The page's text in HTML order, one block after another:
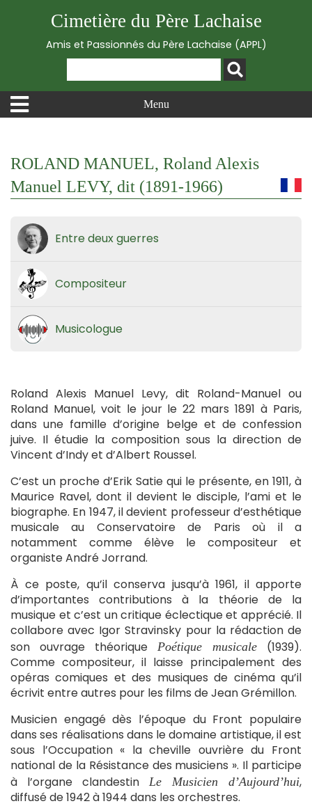
Cimetière du Père Lachaise
Amis et Passionnés du Père Lachaise (APPL)
Menu
ROLAND MANUEL, Roland Alexis
Manuel LEVY, dit (1891-1966)
Entre deux guerres
Compositeur
Musicologue
Roland Alexis Manuel Levy, dit Roland-Manuel ou
Roland Manuel, voit le jour le 22 mars 1891 à Paris,
dans une famille d’origine belge et de confession
juive. Il étudie la composition sous la direction de
Vincent d’Indy et d’Albert Roussel.
C’est un proche d’Erik Satie qui le présente, en 1911, à
Maurice Ravel, dont il devient le disciple, l’ami et le
biographe. En 1947, il devient professeur d’esthétique
musicale au Conservatoire de Paris où il a
notamment comme élève le compositeur et
organiste André Jorrand.
À ce poste, qu’il conserva jusqu’à 1961, il apporte
d’importantes contributions à la théorie de la
musique et c’est un critique éclectique et apprécié. Il
collabore avec Igor Stravinsky pour la rédaction de
son ouvrage théorique Poétique musicale (1939).
Comme compositeur, il laisse principalement des
opéras comiques et des musiques de cinéma qu’il
écrivit entre autres pour les films de Jean Grémillon.
Musicien engagé dès l’époque du Front populaire
dans ses réalisations dans le domaine artistique, il est
sous l’Occupation « la cheville ouvrière du Front
national de la Résistance des musiciens ». Il participe
à l’organe clandestin Le Musicien d’Aujourd’hui,
diffusé de 1942 à 1944 dans les orchestres.